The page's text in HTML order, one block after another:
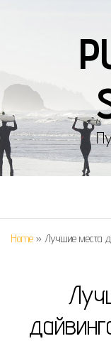
Home » Лучшие места